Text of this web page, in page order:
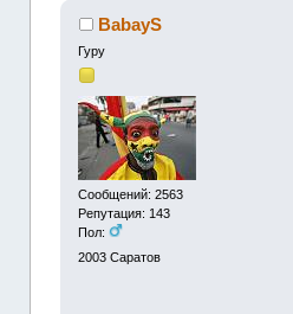
BabayS
Гуру
Сообщений: 2563
Репутация: 143
Пол:
2003 Саратов